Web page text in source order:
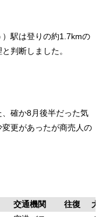
駅は登りの約1.7kmの
判断しました。
確か8月後半だった気
更があったが商売人の
交通機関 往復
大